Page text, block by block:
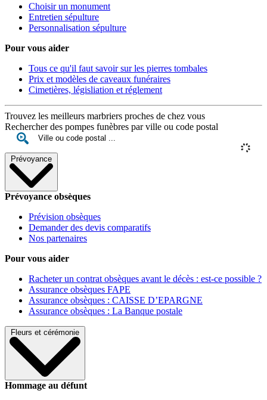
Choisir un monument
Entretien sépulture
Personnalisation sépulture
Pour vous aider
Tous ce qu'il faut savoir sur les pierres tombales
Prix et modèles de caveaux funéraires
Cimetières, législiation et réglement
Trouvez les meilleurs marbriers proches de chez vous
Rechercher des pompes funèbres par ville ou code postal
Prévoyance
Prévoyance obsèques
Prévision obsèques
Demander des devis comparatifs
Nos partenaires
Pour vous aider
Racheter un contrat obsèques avant le décès : est-ce possible ?
Assurance obsèques FAPE
Assurance obsèques : CAISSE D’EPARGNE
Assurance obsèques : La Banque postale
Fleurs et cérémonie
Hommage au défunt